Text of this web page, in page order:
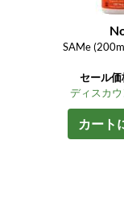
SAMe
セール
ディスカ
カート